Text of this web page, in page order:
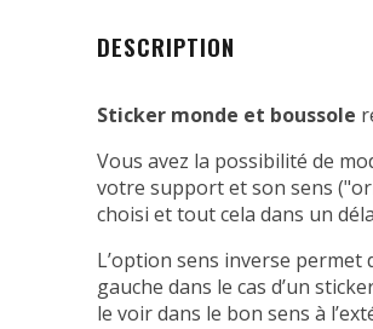
DESCRIPTION
Sticker monde et boussole
Vous avez la possibilité de
votre support et son sens
choisi et tout cela dans un
L’option sens inverse
gauche dans le cas d’un
le voir dans le bon sens à